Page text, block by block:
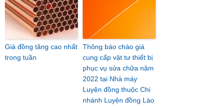
Giá đồng tăng cao nhất
trong tuần
Thông báo chào giá
cung cấp vật tư thiết bị
phục vụ sửa chữa năm
2022 tại Nhà máy
Luyện đồng thuộc Chi
nhánh Luyện đồng Lào